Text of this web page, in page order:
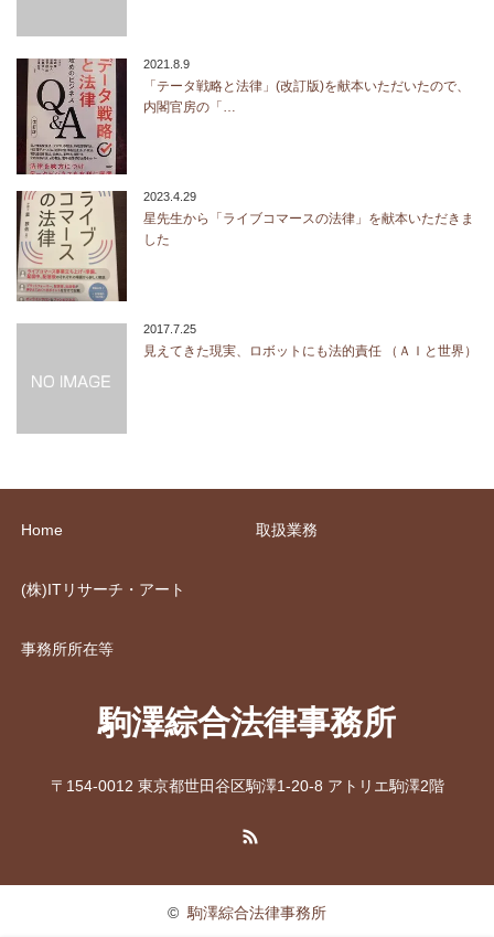
2021.8.9
「テータ戦略と法律」(改訂版)を献本いただいたので、
内閣官房の「…
2023.4.29
星先生から「ライブコマースの法律」を献本いただきま
した
2017.7.25
見えてきた現実、ロボットにも法的責任 （ＡＩと世界）
Home 取扱業務
(株)ITリサーチ・アート
事務所所在等
駒澤綜合法律事務所
〒154-0012 東京都世田谷区駒澤1-20-8 アトリエ駒澤2階
© 駒澤綜合法律事務所